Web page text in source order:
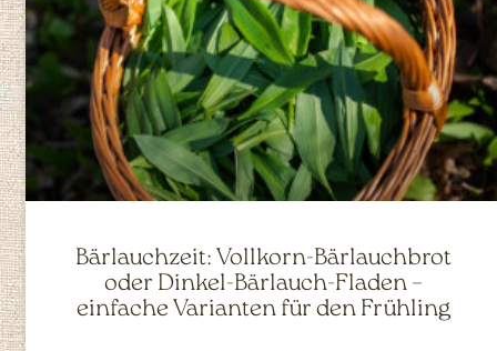
Bärlauchzeit: Vollkorn-Bärlauchbrot
oder Dinkel-Bärlauch-Fladen –
einfache Varianten für den Frühling